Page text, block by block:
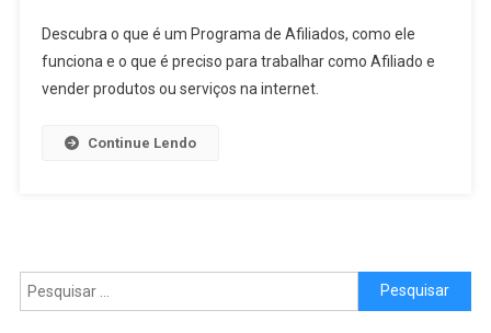
Descubra o que é um Programa de Afiliados, como ele
funciona e o que é preciso para trabalhar como Afiliado e
vender produtos ou serviços na internet.
Continue Lendo
Pesquisar por: